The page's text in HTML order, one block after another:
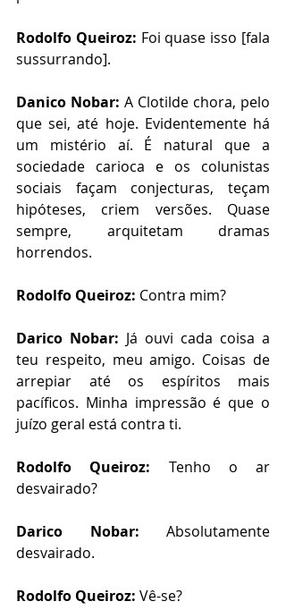
Rodolfo Queiroz: Foi quase isso [fala
sussurrando].
Danico Nobar: A Clotilde chora, pelo
que sei, até hoje. Evidentemente há
um mistério aí. É natural que a
sociedade carioca e os colunistas
sociais façam conjecturas, teçam
hipóteses, criem versões. Quase
sempre, arquitetam dramas
horrendos.
Rodolfo Queiroz: Contra mim?
Darico Nobar: Já ouvi cada coisa a
teu respeito, meu amigo. Coisas de
arrepiar até os espíritos mais
pacíficos. Minha impressão é que o
juízo geral está contra ti.
Rodolfo Queiroz: Tenho o ar
desvairado?
Darico Nobar: Absolutamente
desvairado.
Rodolfo Queiroz: Vê-se?